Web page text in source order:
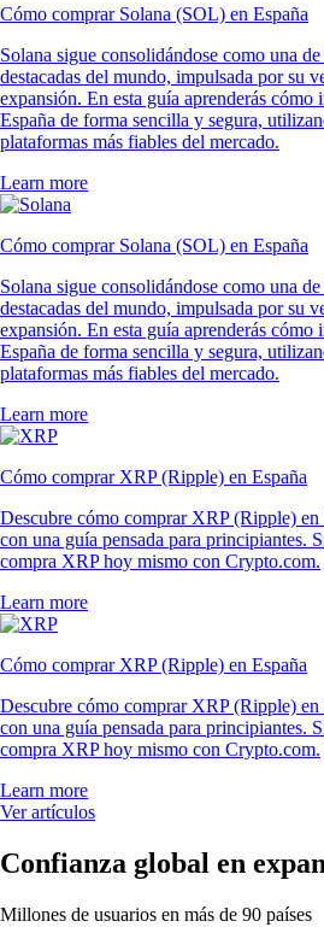
Cómo comprar Solana (SOL) en España
Solana sigue consolidándose como una
destacadas del mundo, impulsada por su
expansión. En esta guía aprenderás cómo
España de forma sencilla y segura,
plataformas más fiables del mercado.
Learn more
Cómo comprar Solana (SOL) en España
Solana sigue consolidándose como una
destacadas del mundo, impulsada por su
expansión. En esta guía aprenderás cómo
España de forma sencilla y segura,
plataformas más fiables del mercado.
Learn more
Cómo comprar XRP (Ripple) en España
Descubre cómo comprar XRP (Ripple) en
con una guía pensada para principiantes.
compra XRP hoy mismo con Crypto.com.
Learn more
Cómo comprar XRP (Ripple) en España
Descubre cómo comprar XRP (Ripple) en
con una guía pensada para principiantes.
compra XRP hoy mismo con Crypto.com.
Learn more
Ver artículos
Confianza global en
Millones de usuarios en más de 90 países